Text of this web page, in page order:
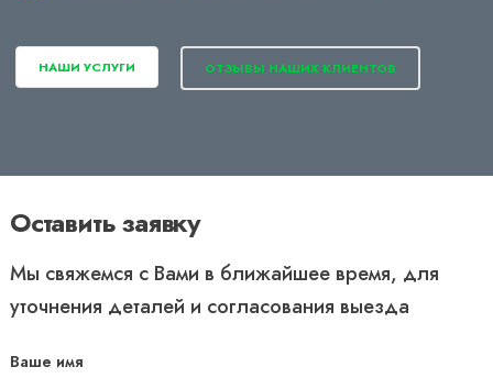
НАШИ УСЛУГИ ОТЗЫВЫ НАШИХ КЛИЕНТОВ
Оставить заявку
Мы свяжемся с Вами в ближайшее время, для
уточнения деталей и согласования выезда
Ваше имя